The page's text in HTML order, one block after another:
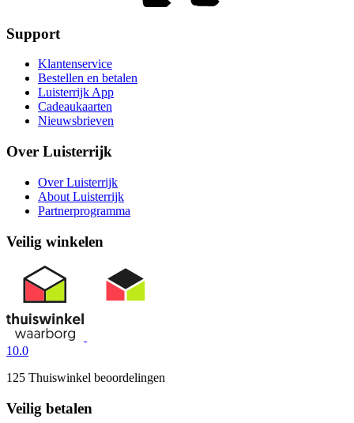
Support
Klantenservice
Bestellen en betalen
Luisterrijk App
Cadeaukaarten
Nieuwsbrieven
Over Luisterrijk
Over Luisterrijk
About Luisterrijk
Partnerprogramma
Veilig winkelen
10.0
125 Thuiswinkel beoordelingen
Veilig betalen